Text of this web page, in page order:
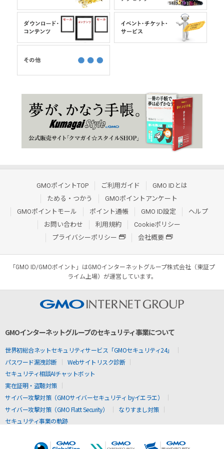
GMOポイントTOP ご利用ガイド
GMO IDとは
ためる・つかう
GMOポイントアンケート
GMOポイントモール
ポイント通帳 GMO ID設定
ヘルプ
お問い合わせ
利用規約
Cookieポリシー
プライバシーポリシー
会社概要
「GMO ID/GMOポイント」はGMOインターネットグループ株式会社（東証プ
ライム上場）が運営しています。
GMOインターネットグループのセキュリティ事業について
世界初総合ネットセキュリティサービス「GMOセキュリティ24」
パスワード漏洩診断
Webサイトリスク診断
セキュリティ相談AIチャットボット
実在証明・盗聴対策
サイバー攻撃対策（GMOサイバーセキュリティ byイエラエ）
サイバー攻撃対策（GMO Flatt Security）
なりすまし対策
セキュリティ事業の軌跡